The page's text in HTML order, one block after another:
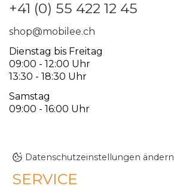
+41 (0) 55 422 12 45
shop@mobilee.ch
Dienstag bis Freitag
09:00 - 12:00 Uhr
13:30 - 18:30 Uhr
Samstag
09:00 - 16:00 Uhr
Datenschutzeinstellungen ändern
SERVICE